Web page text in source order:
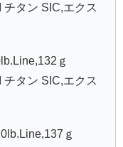
チタン SIC,エクス
ｇ
チタン SIC,エクス
ｇ